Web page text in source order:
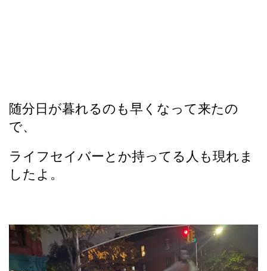
随分日が暮れるのも早くなって来たの
で、
ライフセイバーとか持ってる人も現れま
したよ。